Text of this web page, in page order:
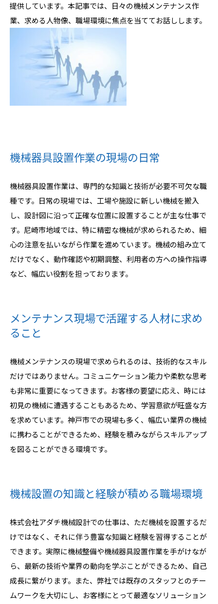
提供しています。本記事では、日々の機械メンテナンス作
業、求める人物像、職場環境に焦点を当ててお話しします。
機械器具設置作業の現場の日常
機械器具設置作業は、専門的な知識と技術が必要不可欠な職
種です。日常の現場では、工場や施設に新しい機械を搬入
し、設計図に沿って正確な位置に設置することが主な仕事で
す。尼崎市地域では、特に精密な機械が求められるため、細
心の注意を払いながら作業を進めています。機械の組み立て
だけでなく、動作確認や初期調整、利用者の方への操作指導
など、幅広い役割を担っております。
メンテナンス現場で活躍する人材に求め
ること
機械メンテナンスの現場で求められるのは、技術的なスキル
だけではありません。コミュニケーション能力や柔軟な思考
も非常に重要になってきます。お客様の要望に応え、時には
初見の機械に遭遇することもあるため、学習意欲が旺盛な方
を求めています。神戸市での現場も多く、幅広い業界の機械
に携わることができるため、経験を積みながらスキルアップ
を図ることができる環境です。
機械設置の知識と経験が積める職場環境
株式会社アダチ機械設計での仕事は、ただ機械を設置するだ
けではなく、それに伴う豊富な知識と経験を習得することが
できます。実際に機械整備や機械器具設置作業を手がけなが
ら、最新の技術や業界の動向を学ぶことができるため、自己
成長に繋がります。また、弊社では既存のスタッフとのチー
ムワークを大切にし、お客様にとって最適なソリューション